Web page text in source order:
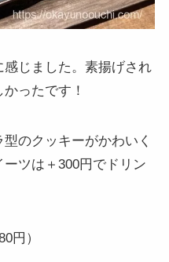
じました。素揚げされ
ったです！
のクッキーがかわいく
ツは＋300円でドリン
円）